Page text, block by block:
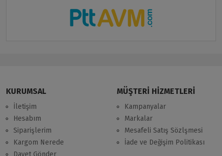
KURUMSAL
İletişim
Hesabım
Siparişlerim
Kargom Nerede
Davet Gönder
MÜŞTERİ HİZMETLERİ
Kampanyalar
Markalar
Mesafeli Satış Sözlşmesi
İade ve Değişim Politikası